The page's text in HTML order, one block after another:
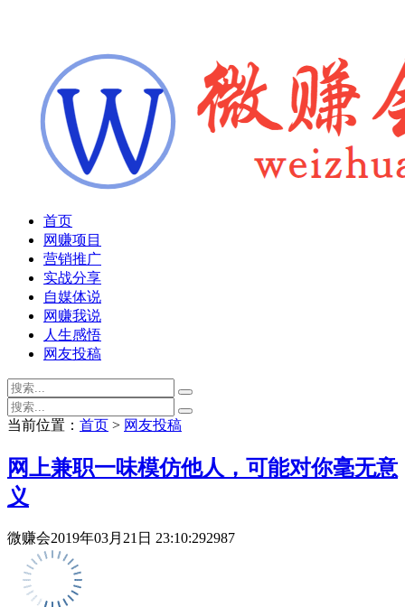
首页
网赚项目
营销推广
实战分享
自媒体说
网赚我说
人生感悟
网友投稿
当前位置： 首页 > 网友投稿
网上兼职一味模仿他人，可能对你毫无意
义
微赚会2019年03月21日 23:10:292987